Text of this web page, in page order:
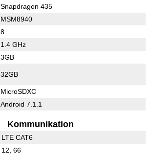
Snapdragon 435
MSM8940
8
1.4 GHz
3GB
32GB
MicroSDXC
Android 7.1.1
Kommunikation
LTE CAT6
12, 66